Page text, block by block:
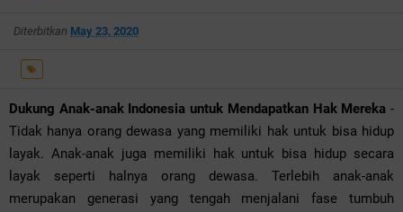
Diterbitkan May 23, 2020
Dukung Anak-anak Indonesia untuk Mendapatkan Hak Mereka -
Tidak hanya orang dewasa yang memiliki hak untuk bisa hidup
layak. Anak-anak juga memiliki hak untuk bisa hidup secara
layak seperti halnya orang dewasa. Terlebih anak-anak
merupakan generasi yang tengah menjalani fase tumbuh